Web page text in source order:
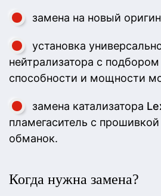
замена на новый
установка
нейтрализатора с
способности и мощности
замена катализатора
пламегаситель с
обманок.
Когда нужна замена?